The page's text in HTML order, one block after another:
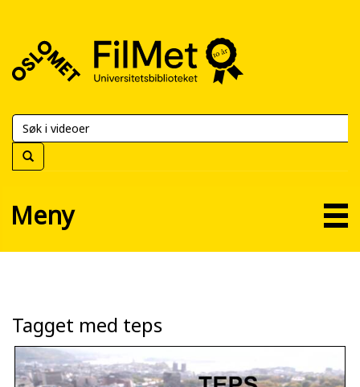
FilMet
Universitetsbiblioteket
Meny
Tagget med teps